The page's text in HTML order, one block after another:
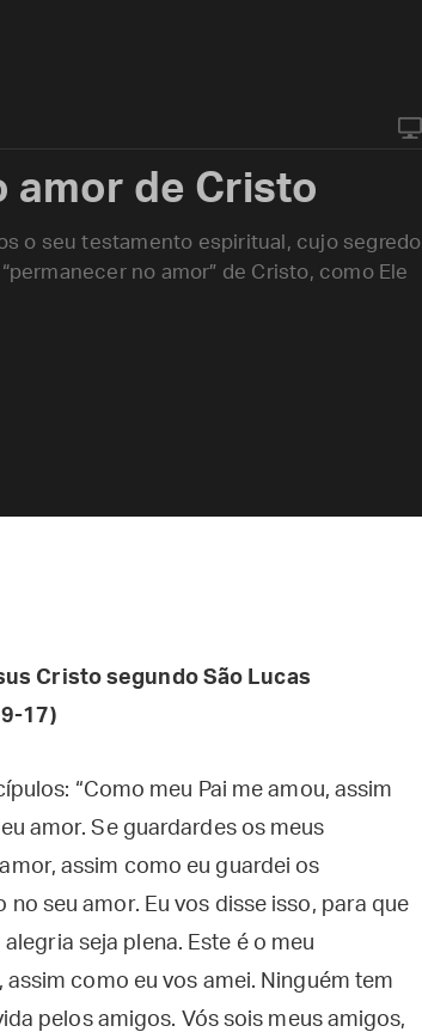
amor de Cristo
o seu testamento espiritual, cujo segredo
no amor” de Cristo, como Ele
Cristo segundo São Lucas
17)
“Como meu Pai me amou, assim
amor. Se guardardes os meus
assim como eu guardei os
seu amor. Eu vos disse isso, para que
seja plena. Este é o meu
como eu vos amei. Ninguém tem
pelos amigos. Vós sois meus amigos,